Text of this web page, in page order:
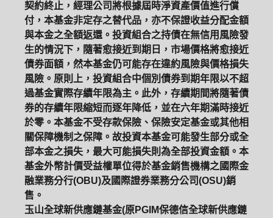
契約終止，經理公司將根據屆時淨資產價值進行償
付，本基金非定存之替代品，亦不保證收益分配金額
與本金之全額返還。投資組合之持債在無信用風險發
生的情況下，隨著愈接近到期日，市場價格將愈接近
債券面額，然本基金仍可能存在違約風險與價格損失
風險。原則上，投資組合中個別債券到期年限以不超
過基金實際存續年限為主。此外，存續期間將隨著債
券的存續年限縮短而逐年降低，並在六年期滿時接近
於零。本基金不受存款保險、保險安定基金或其他相
關保障機制之保障。故投資本基金可能發生部分或全
部本金之損失，最大可能損失則為全部投資金額。本
基金外幣計價受益權單位得於基金銷售機構之國際金
融業務分行(OBU)及國際證券業務分公司(OSU)銷
售。
玉山全球新供應鏈基金(原PGIM保德信全球新供應鏈